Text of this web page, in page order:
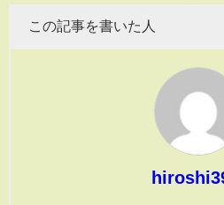
この記事を書いた人